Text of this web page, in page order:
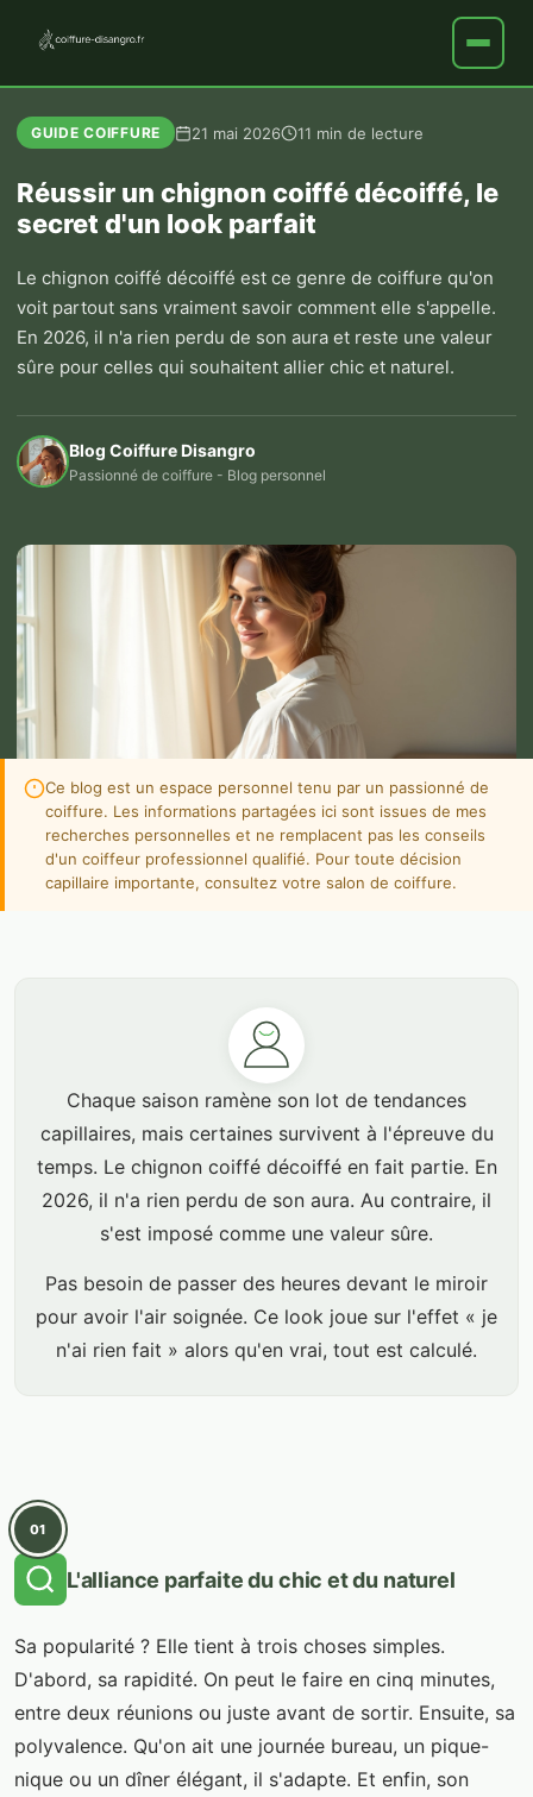
GUIDE COIFFURE 21 mai 2026 11 min de lecture
Réussir un chignon coiffé décoiffé, le
secret d'un look parfait
Le chignon coiffé décoiffé est ce genre de coiffure qu'on
voit partout sans vraiment savoir comment elle s'appelle.
En 2026, il n'a rien perdu de son aura et reste une valeur
sûre pour celles qui souhaitent allier chic et naturel.
Blog Coiffure Disangro
Passionné de coiffure - Blog personnel
Ce blog est un espace personnel tenu par un passionné de
coiffure. Les informations partagées ici sont issues de mes
recherches personnelles et ne remplacent pas les conseils
d'un coiffeur professionnel qualifié. Pour toute décision
capillaire importante, consultez votre salon de coiffure.
Chaque saison ramène son lot de tendances
capillaires, mais certaines survivent à l'épreuve du
temps. Le chignon coiffé décoiffé en fait partie. En
2026, il n'a rien perdu de son aura. Au contraire, il
s'est imposé comme une valeur sûre.
Pas besoin de passer des heures devant le miroir
pour avoir l'air soignée. Ce look joue sur l'effet « je
n'ai rien fait » alors qu'en vrai, tout est calculé.
01
L'alliance parfaite du chic et du naturel
Sa popularité ? Elle tient à trois choses simples.
D'abord, sa rapidité. On peut le faire en cinq minutes,
entre deux réunions ou juste avant de sortir. Ensuite, sa
polyvalence. Qu'on ait une journée bureau, un pique-
nique ou un dîner élégant, il s'adapte. Et enfin, son